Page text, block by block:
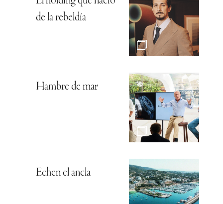
de la rebeldía
Hambre de mar
Echen el ancla